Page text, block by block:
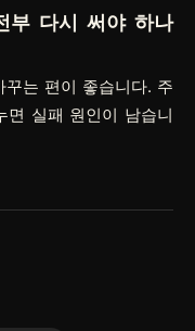
부 다시 써야 하나
는 편이 좋습니다. 주
실패 원인이 남습니